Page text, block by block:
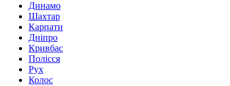
Динамо
Шахтар
Карпати
Дніпро
Кривбас
Полісся
Рух
Колос